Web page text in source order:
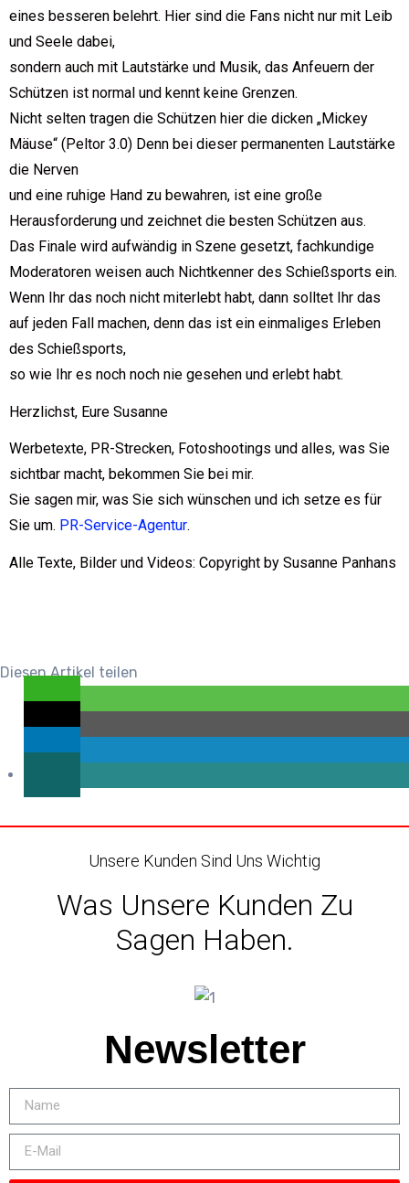
eines besseren belehrt. Hier sind die Fans nicht nur mit Leib
und Seele dabei,
sondern auch mit Lautstärke und Musik, das Anfeuern der
Schützen ist normal und kennt keine Grenzen.
Nicht selten tragen die Schützen hier die dicken „Mickey
Mäuse“ (Peltor 3.0) Denn bei dieser permanenten Lautstärke
die Nerven
und eine ruhige Hand zu bewahren, ist eine große
Herausforderung und zeichnet die besten Schützen aus.
Das Finale wird aufwändig in Szene gesetzt, fachkundige
Wenn Ihr das noch nicht miterlebt habt, dann solltet Ihr das
auf jeden Fall machen, denn das ist ein einmaliges Erleben
des Schießsports,
so wie Ihr es noch noch nie gesehen und erlebt habt.
Herzlichst, Eure Susanne
Werbetexte, PR-Strecken, Fotoshootings und alles, was Sie
sichtbar macht, bekommen Sie bei mir.
Sie sagen mir, was Sie sich wünschen und ich setze es für
Sie um. PR-Service-Agentur.
Alle Texte, Bilder und Videos: Copyright by Susanne Panhans
Diesen Artikel teilen
Unsere Kunden Sind Uns Wichtig
Was Unsere Kunden Zu
Sagen Haben.
Newsletter